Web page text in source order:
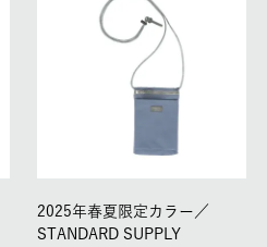
2025年春夏限定カラー／
STANDARD SUPPLY